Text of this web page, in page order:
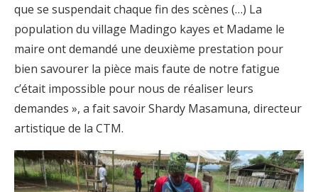
que se suspendait chaque fin des scènes (…) La
population du village Madingo kayes et Madame le
maire ont demandé une deuxième prestation pour
bien savourer la pièce mais faute de notre fatigue
c’était impossible pour nous de réaliser leurs
demandes », a fait savoir Shardy Masamuna, directeur
artistique de la CTM.